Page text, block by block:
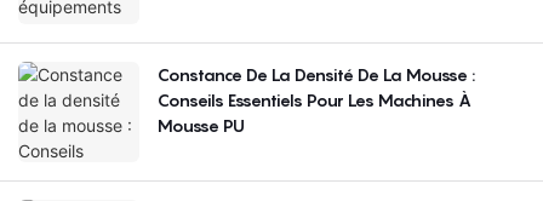
Constance De La Densité De La Mousse :
Conseils Essentiels Pour Les Machines À
Mousse PU